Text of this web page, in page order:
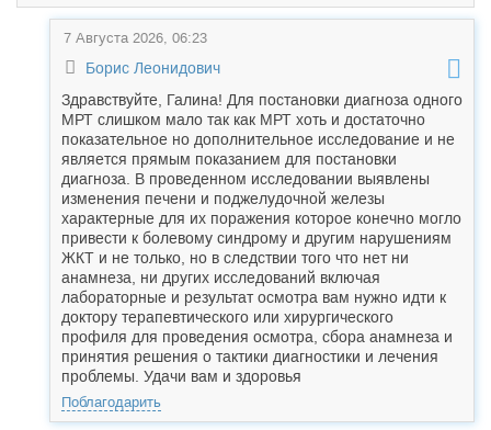
7 Августа 2026, 06:23
Борис Леонидович
Здравствуйте, Галина! Для постановки диагноза одного
МРТ слишком мало так как МРТ хоть и достаточно
показательное но дополнительное исследование и не
является прямым показанием для постановки
диагноза. В проведенном исследовании выявлены
изменения печени и поджелудочной железы
характерные для их поражения которое конечно могло
привести к болевому синдрому и другим нарушениям
ЖКТ и не только, но в следствии того что нет ни
анамнеза, ни других исследований включая
лабораторные и результат осмотра вам нужно идти к
доктору терапевтического или хирургического
профиля для проведения осмотра, сбора анамнеза и
принятия решения о тактики диагностики и лечения
проблемы. Удачи вам и здоровья
Поблагодарить